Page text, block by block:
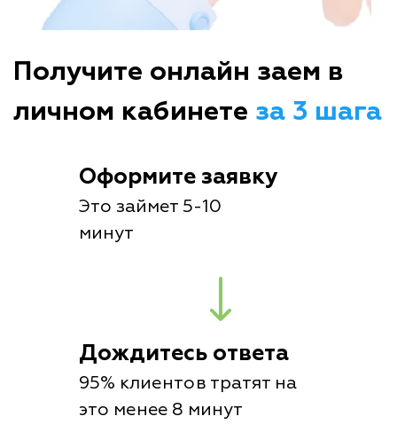
Получите онлайн заем в
личном кабинете за 3 шага
Оформите заявку
Это займет 5-10
минут
Дождитесь ответа
95% клиентов тратят на
это менее 8 минут